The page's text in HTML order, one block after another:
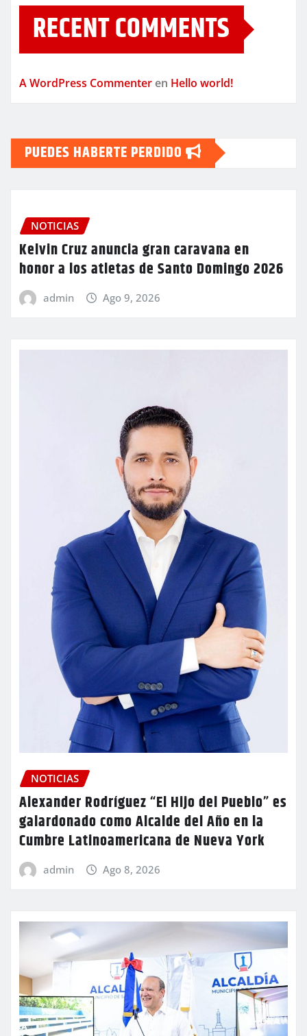
RECENT COMMENTS
A WordPress Commenter en Hello world!
PUEDES HABERTE PERDIDO
NOTICIAS
Kelvin Cruz anuncia gran caravana en
honor a los atletas de Santo Domingo 2026
admin Ago 9, 2026
NOTICIAS
Alexander Rodríguez “El Hijo del Pueblo” es
galardonado como Alcalde del Año en la
Cumbre Latinoamericana de Nueva York
admin Ago 8, 2026